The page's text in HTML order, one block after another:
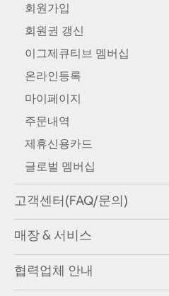
회원가입
회원권 갱신
이그제큐티브 멤버십
온라인등록
마이페이지
주문내역
제휴신용카드
글로벌 멤버십
고객센터(FAQ/문의)
매장 & 서비스
협력업체 안내